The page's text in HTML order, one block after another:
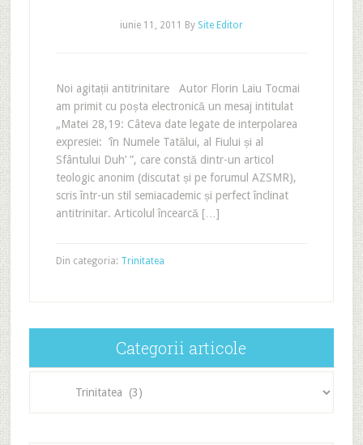
iunie 11, 2011 By Site Editor
Noi agitații antitrinitare Autor Florin Laiu Tocmai
am primit cu poșta electronică un mesaj intitulat
„Matei 28,19: Câteva date legate de interpolarea
expresiei: ’în Numele Tatălui, al Fiului și al
Sfântului Duh’ ”, care constă dintr-un articol
teologic anonim (discutat și pe forumul AZSMR),
scris într-un stil semiacademic și perfect înclinat
antitrinitar. Articolul încearcă […]
Din categoria: Trinitatea
Categorii articole